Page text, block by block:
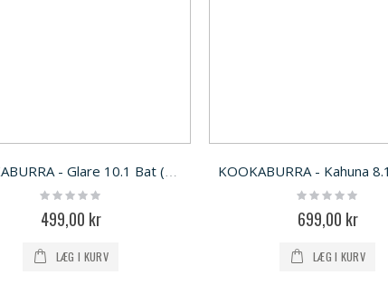
Rating:
499,00 kr
LÆG I KURV
Rating:
699,00 kr
LÆG I KURV